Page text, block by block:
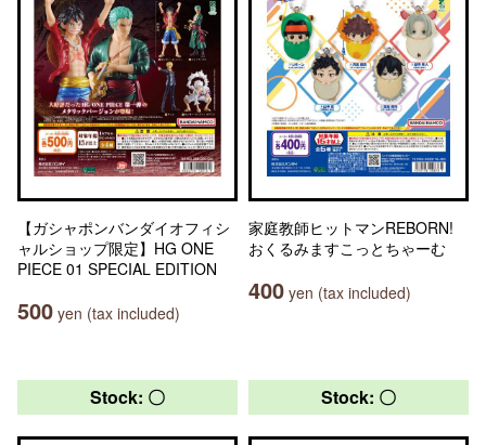
【ガシャポンバンダイオフィシ
ャルショップ限定】HG ONE
PIECE 01 SPECIAL EDITION
500 yen (tax included)
家庭教師ヒットマンREBORN!
おくるみますこっとちゃーむ
400 yen (tax included)
Stock: 〇 Stock: 〇